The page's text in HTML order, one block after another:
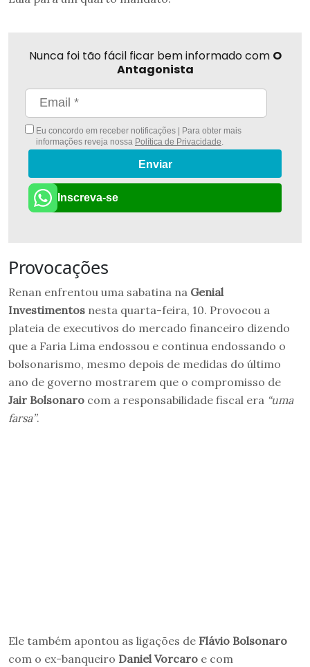
Nunca foi tão fácil ficar bem informado com O
Antagonista
Eu concordo em receber notificações | Para obter mais
informações reveja nossa Política de Privacidade
Enviar
Inscreva-se
Provocações
Renan enfrentou uma sabatina na Genial
Investimentos nesta quarta-feira, 10. Provocou a
plateia de executivos do mercado financeiro dizendo
que a Faria Lima endossou e continua endossando o
bolsonarismo, mesmo depois de medidas do último
ano de governo mostrarem que o compromisso de
Jair Bolsonaro com a responsabilidade fiscal era “uma
farsa”.
Ele também apontou as ligações de Flávio Bolsonaro
com o ex-banqueiro Daniel Vorcaro e com